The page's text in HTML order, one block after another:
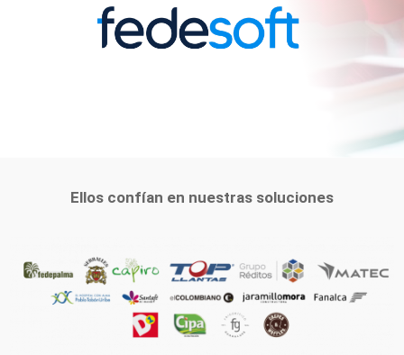
Ellos confían en nuestras soluciones